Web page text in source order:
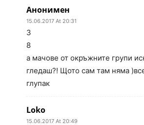
Анонимен
15.06.2017 At 20:31
3
8
а мачове от окръжните групи
гледаш?! Щото сам там няма
глупак
Loko
15.06.2017 At 20:49